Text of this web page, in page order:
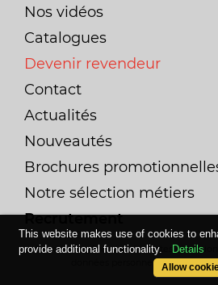
Nos vidéos
Catalogues
Devenir revendeur
Contact
Actualités
Nouveautés
Brochures
Notre sélection métiers
Recrutement
Conditions générales de ventes -
données personnelles-
This website makes use of cookies to
provide additional functionality.
Details
Allow